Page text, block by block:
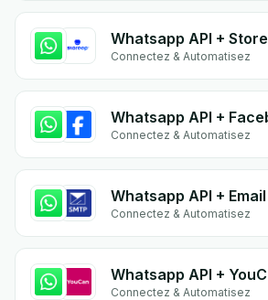
Whatsapp API +
Connectez & Automatisez
Connectez & Automatisez
Whatsapp API + Email
Connectez & Automatisez
Whatsapp API +
Connectez & Automatisez